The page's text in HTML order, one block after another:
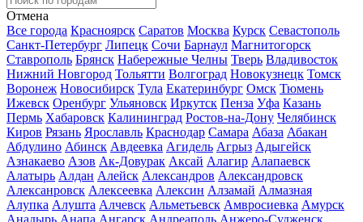
Отмена
Все города Красноярск Саратов Москва Курск Севастополь
Санкт-Петербург Липецк Сочи Барнаул Магнитогорск
Ставрополь Брянск Набережные Челны Тверь Владивосток
Нижний Новгород Тольятти Волгоград Новокузнецк Томск
Воронеж Новосибирск Тула Екатеринбург Омск Тюмень
Ижевск Оренбург Ульяновск Иркутск Пенза Уфа Казань
Пермь Хабаровск Калининград Ростов-на-Дону Челябинск
Киров Рязань Ярославль Краснодар Самара Абаза Абакан
Абдулино Абинск Авдеевка Агидель Агрыз Адыгейск
Азнакаево Азов Ак-Довурак Аксай Алагир Алапаевск
Алатырь Алдан Алейск Александров Александровск
Алексанровск Алексеевка Алексин Алзамай Алмазная
Алупка Алушта Алчевск Альметьевск Амвросиевка Амурск
Анадырь Анапа Ангарск Андреаполь Анжеро-Судженск